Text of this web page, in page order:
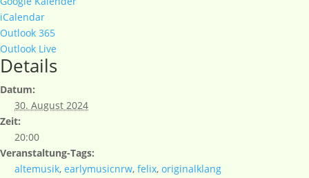
iCalendar
Outlook 365
Outlook Live
Details
Datum:
30. August 2024
Zeit:
20:00
Veranstaltung-Tags:
altemusik, earlymusicnrw, felix, originalklang